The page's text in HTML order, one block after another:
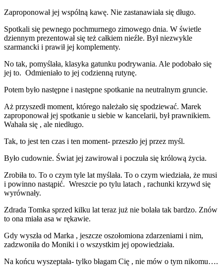
Zaproponował jej wspólną kawę. Nie zastanawiała się długo.
Spotkali się pewnego pochmurnego zimowego dnia. W świetle
dziennym prezentował się też całkiem nieźle. Był niezwykle
szarmancki i prawił jej komplementy.
No tak, pomyślała, klasyka gatunku podrywania. Ale podobało się
jej to. Odmieniało to jej codzienną rutynę.
Potem było następne i następne spotkanie na neutralnym gruncie.
Aż przyszedł moment, którego należało się spodziewać. Marek
zaproponował jej spotkanie u siebie w kancelarii, był prawnikiem.
Wahała się , ale niedługo.
Tak, to jest ten czas i ten moment- przeszło jej przez myśl.
Było cudownie. Świat jej zawirował i poczuła się królową życia.
Zrobiła to. To o czym tyle lat myślała. To o czym wiedziała, że musi
i powinno nastąpić. Wreszcie po tylu latach , rachunki krzywd się
wyrównały.
Zdrada Tomka sprzed kilku lat teraz już nie bolała tak bardzo. Znów
to ona miała asa w rękawie.
Gdy wyszła od Marka , jeszcze oszołomiona zdarzeniami i nim,
zadzwoniła do Moniki i o wszystkim jej opowiedziała.
Na końcu wyszeptała- tylko błagam Cię , nie mów o tym nikomu….